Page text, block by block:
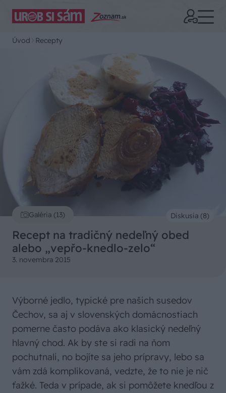
Úvod Recepty
Galéria (13)
Recept na tradičný nedeľný obed
alebo „vepřo-knedlo-zelo“
3. novembra 2015
Diskusia (8)
Výborné jedlo, typické pre našich susedov
Čechov, sa aj v slovenských domácnostiach
pomerne často podáva ako klasický nedeľný
hlavný chod. Ak by ste si radi na ňom
pochutnali, no bojíte sa jeho prípravy, lebo sa
vám zdá komplikovaná, vedzte, že to nie je nič
ťažké. Teda v prípade, ak si pomôžete knedľou z